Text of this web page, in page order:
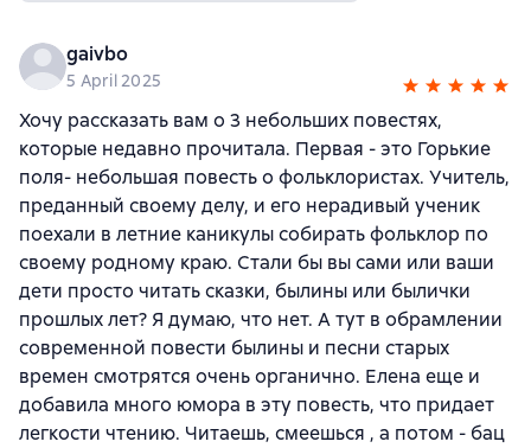
gaivbo
5 April 2025
Хочу рассказать вам о 3 небольших повестях,
которые недавно прочитала. Первая - это Горькие
поля- небольшая повесть о фольклористах. Учитель,
преданный своему делу, и его нерадивый ученик
поехали в летние каникулы собирать фольклор по
своему родному краю. Стали бы вы сами или ваши
дети просто читать сказки, былины или былички
прошлых лет? Я думаю, что нет. А тут в обрамлении
современной повести былины и песни старых
времен смотрятся очень органично. Елена еще и
добавила много юмора в эту повесть, что придает
легкости чтению. Читаешь, смеешься , а потом - бац